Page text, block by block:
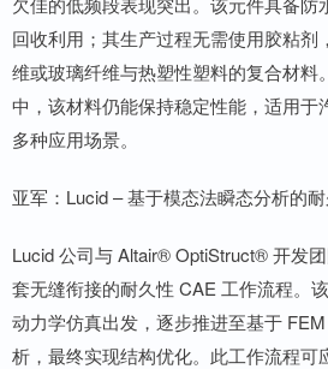
回收利用；其生产过程无需使用胶粘剂
维或玻璃纤维与热塑性塑料的复合材料
中，该材料仍能保持稳定性能，适用于
多种应用场景。
亚军：Lucid – 基于模态法瞬态分析的
Lucid 公司与 Altair® OptiStruct® 开发
套无缝衔接的耐久性 CAE 工作流程。
动力学仿真出发，逐步推进至基于
析，最终实现结构优化。此工作流程可